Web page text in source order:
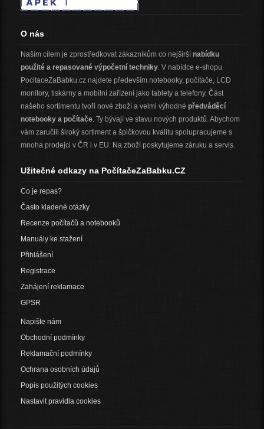
O nás
Naším cílem je zprostředkovat zákazníkům co nejširší nabídku
použité a repasované výpočetní techniky. V nabídce e-shopu
PocitaceZaBabku.cz najdete především notebooky, počítače, LCD
monitory, tiskárny a mobilní zařízení jako tablety a telefony. Část
našeho sortimentu tvoří nové zboží a velmi výhodné předváděcí
notebooky a počítače. Ty bývají ve stavu nových produktů. Abychom
vám zaručili široký sortiment a špičkovou kvalitu spolupracujeme s
mnoha prodejci v ČR i v EU. Na zboží poskytujeme záruku a servis.
Užitečné odkazy na PočítačeZaBabku.CZ
Co je repas?
Často kladené otázky
Recenze počítačů a notebooků
Manuály ke stažení
Přihlášení
Registrace
Zahájení reklamace
GPSR
Napište nám
Obchodní podmínky
Reklamační podmínky
Ochrana osobních údajů
Popis použitých cookies
Nastavit pravidla cookies